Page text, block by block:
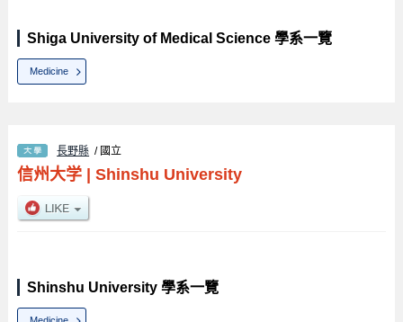
Shiga University of Medical Science 學系一覽
Medicine
長野縣 / 國立
信州大学| Shinshu University
Shinshu University 學系一覽